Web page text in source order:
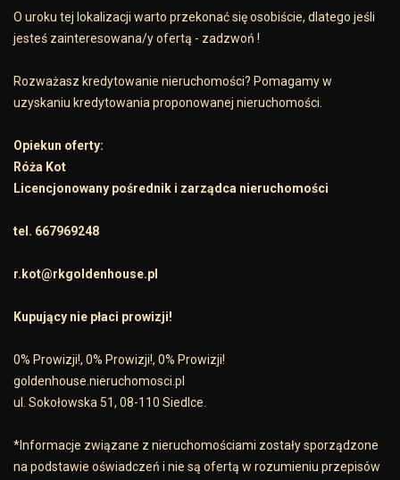
O uroku tej lokalizacji warto przekonać się osobiście, dlatego jeśli
jesteś zainteresowana/y ofertą - zadzwoń !
Rozważasz kredytowanie nieruchomości? Pomagamy w
uzyskaniu kredytowania proponowanej nieruchomości.
Opiekun oferty:
Róża Kot
Licencjonowany pośrednik i zarządca nieruchomości
tel. 667969248
r.kot@rkgoldenhouse.pl
Kupujący nie płaci prowizji!
0% Prowizji!, 0% Prowizji!, 0% Prowizji!
goldenhouse.nieruchomosci.pl
ul. Sokołowska 51, 08-110 Siedlce.
*Informacje związane z nieruchomościami zostały sporządzone
na podstawie oświadczeń i nie są ofertą w rozumieniu przepisów